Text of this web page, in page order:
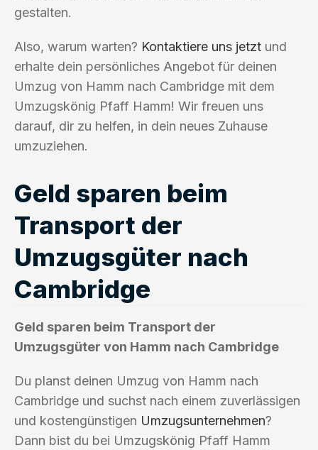
gestalten.
Also, warum warten? Kontaktiere uns jetzt und
erhalte dein persönliches Angebot für deinen
Umzug von Hamm nach Cambridge mit dem
Umzugskönig Pfaff Hamm! Wir freuen uns
darauf, dir zu helfen, in dein neues Zuhause
umzuziehen.
Geld sparen beim
Transport der
Umzugsgüter nach
Cambridge
Geld sparen beim Transport der
Umzugsgüter von Hamm nach Cambridge
Du planst deinen Umzug von Hamm nach
Cambridge und suchst nach einem zuverlässigen
und kostengünstigen Umzugsunternehmen?
Dann bist du bei Umzugskönig Pfaff Hamm